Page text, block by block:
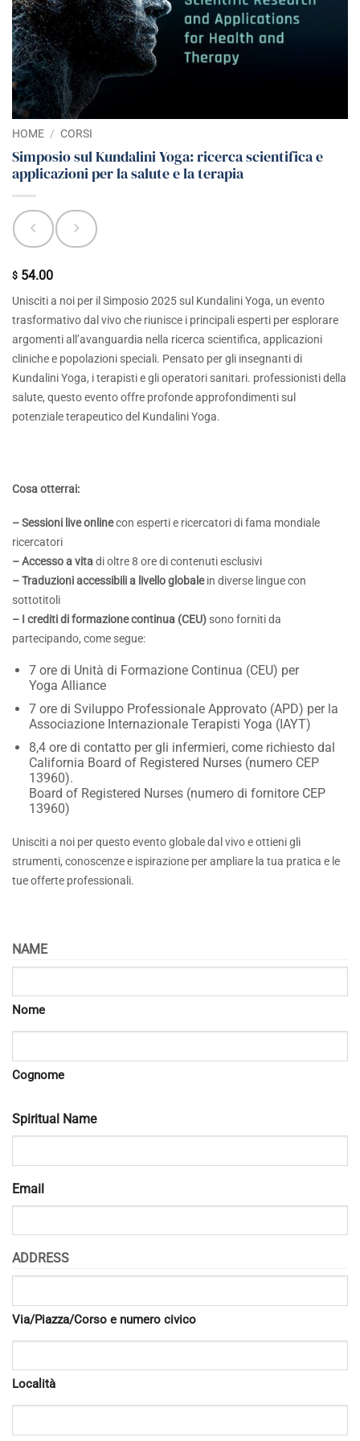
HOME / CORSI
Simposio sul Kundalini Yoga: ricerca scientifica e
applicazioni per la salute e la terapia
$ 54.00
Unisciti a noi per il Simposio 2025 sul Kundalini Yoga, un evento
trasformativo dal vivo che riunisce i principaliesperti per esplorare
argomenti all’avanguardia nella ricerca scientifica, applicazioni
cliniche e popolazioni speciali. Pensato per gli insegnanti di
Kundalini Yoga, i terapisti e gli operatori sanitari. professionisti della
salute, questo evento offre profondeapprofondimenti sul
potenziale terapeutico del Kundalini Yoga.
Cosa otterrai:
– Sessioni live onlinecon esperti e ricercatori di fama mondiale
ricercatori
– Accesso a vitadi oltre 8 ore di contenuti esclusivi
– Traduzioni accessibili a livello globalein diverse linguecon
sottotitoli
– I crediti di formazione continua (CEU) sono forniti da
partecipando, come segue:
7 ore di Unità di Formazione Continua (CEU) per
Yoga Alliance
7 ore di Sviluppo Professionale Approvato (APD) per la
Associazione Internazionale Terapisti Yoga (IAYT)
8,4 ore di contatto per gli infermieri, come richiesto dal
California Board of Registered Nurses (numero CEP
13960).
Board of Registered Nurses (numero di fornitore CEP
13960)
Unisciti a noi per questo evento globale dal vivo e ottieni gli
strumenti, conoscenze e ispirazione per ampliare la tua pratica e le
tue offerte professionali.
NAME
Nome
Cognome
Spiritual Name
Email
ADDRESS
Via/Piazza/Corso e numero civico
Località